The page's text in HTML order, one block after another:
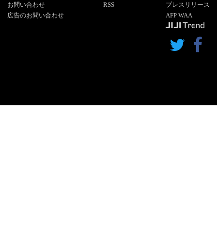
お問い合わせ
広告のお問い合わせ
RSS
プレスリリース
AFP WAA